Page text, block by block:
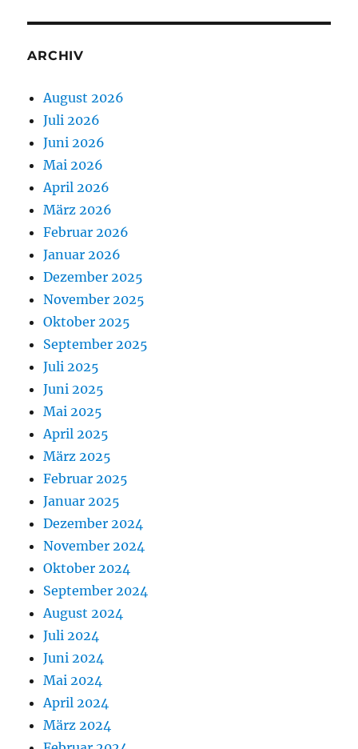
ARCHIV
August 2026
Juli 2026
Juni 2026
Mai 2026
April 2026
März 2026
Februar 2026
Januar 2026
Dezember 2025
November 2025
Oktober 2025
September 2025
Juli 2025
Juni 2025
Mai 2025
April 2025
März 2025
Februar 2025
Januar 2025
Dezember 2024
November 2024
Oktober 2024
September 2024
August 2024
Juli 2024
Juni 2024
Mai 2024
April 2024
März 2024